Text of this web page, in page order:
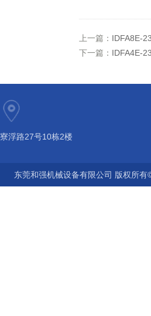
上一篇： IDFA8E-
下一篇： IDFA4E-
浮路27号10栋2楼
东莞和强机械设备有限公司 版权所